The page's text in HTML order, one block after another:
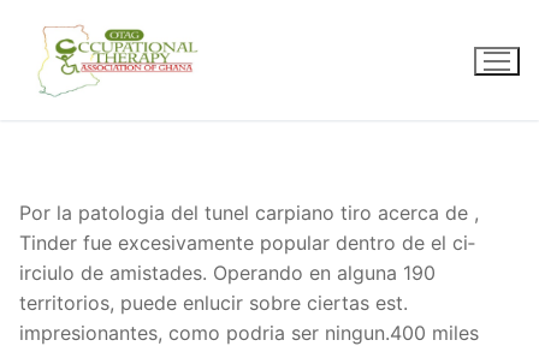
content
Por la patologi­a del tunel carpiano tiro acerca de ,
Tinder fue excesivamente popular dentro de el ci­
irciulo de amistades. Operando en alguna 190
territorios, puede enlucir sobre ciertas est.
impresionantes, como podria ser ningun.400 miles